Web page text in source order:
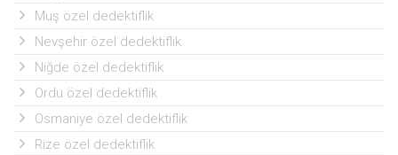
Muş özel dedektiflik
Nevşehir özel dedektiflik
Niğde özel dedektiflik
Ordu özel dedektiflik
Osmaniye özel dedektiflik
Rize özel dedektiflik